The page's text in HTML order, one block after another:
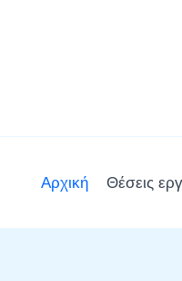
Αρχική Θέσεις